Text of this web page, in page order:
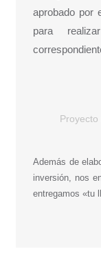
aprobado por
para
Además de
inversión, nos
entregamos «tu